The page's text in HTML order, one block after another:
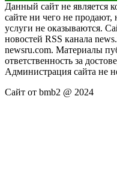
Данный сайт не является
сайте ни чего не
услуги не оказываются.
новостей RSS канала
newsru.com. Материалы
ответственность за
Администрация сайта не
Сайт от bmb2 @ 2024